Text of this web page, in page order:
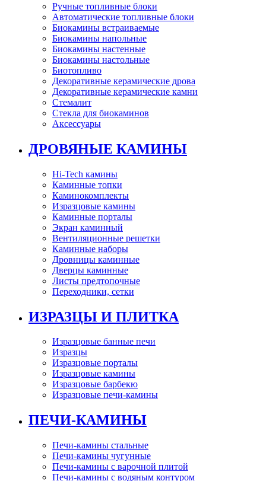
Ручные топливные блоки
Автоматические топливные блоки
Биокамины встраиваемые
Биокамины напольные
Биокамины настенные
Биокамины настольные
Биотопливо
Декоративные керамические дрова
Декоративные керамические камни
Стемалит
Стекла для биокаминов
Аксессуары
ДРОВЯНЫЕ КАМИНЫ
Hi-Tech камины
Каминные топки
Каминокомплекты
Изразцовые камины
Каминные порталы
Экран каминный
Вентиляционные решетки
Каминные наборы
Дровницы каминные
Дверцы каминные
Листы предтопочные
Переходники, сетки
ИЗРАЗЦЫ И ПЛИТКА
Изразцовые банные печи
Изразцы
Изразцовые порталы
Изразцовые камины
Изразцовые барбекю
Изразцовые печи-камины
ПЕЧИ-КАМИНЫ
Печи-камины стальные
Печи-камины чугунные
Печи-камины с варочной плитой
Печи-камины с водяным контуром